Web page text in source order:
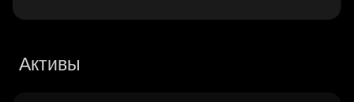
Активы